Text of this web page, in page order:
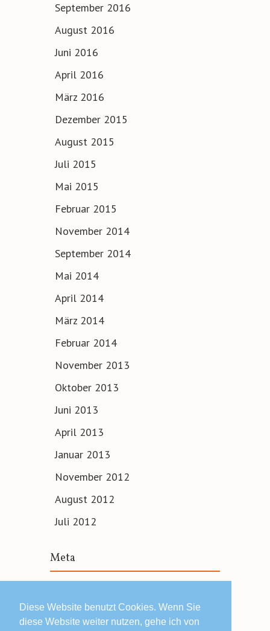
Diese Website benutzt Cookies. Wenn Sie
diese Website weiter nutzen, gehe ich von
September 2016
August 2016
Juni 2016
April 2016
März 2016
Dezember 2015
August 2015
Juli 2015
Mai 2015
Februar 2015
November 2014
September 2014
Mai 2014
April 2014
März 2014
Februar 2014
November 2013
Oktober 2013
Juni 2013
April 2013
Januar 2013
November 2012
August 2012
Juli 2012
Meta